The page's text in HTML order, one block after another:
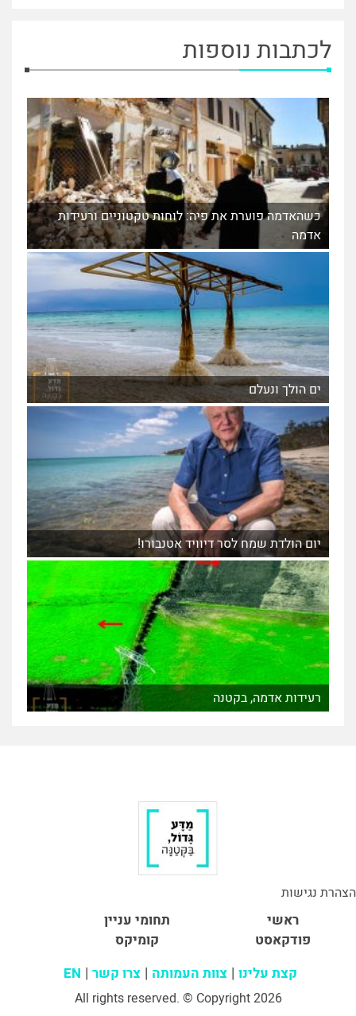
לכתבות נוספות
כשהאדמה פוערת את פיה: לוחות טקטוניים ורעידות
אדמה
ים הולך ונעלם
יום הולדת שמח לסר דיוויד אטנבורו!
רעידות אדמה, בקטנה
הצהרת נגישות
ראשי
תחומי עניין
פודקאסט
קומיקס
קצת עלינו צוות העמותה צרו קשר EN
All rights reserved. © Copyright 2026